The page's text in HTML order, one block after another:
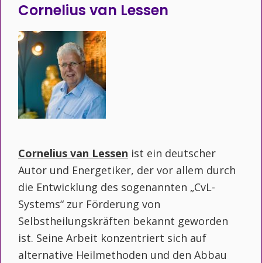
Cornelius van Lessen
Cornelius van Lessen ist ein deutscher
Autor und Energetiker, der vor allem durch
die Entwicklung des sogenannten „CvL-
Systems“ zur Förderung von
Selbstheilungskräften bekannt geworden
ist. Seine Arbeit konzentriert sich auf
alternative Heilmethoden und den Abbau